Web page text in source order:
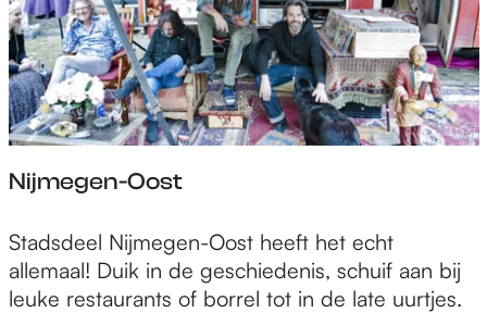
u
m
Nijmegen-Oost
N
i
j
Stadsdeel Nijmegen-Oost heeft het echt
allemaal! Duik in de geschiedenis, schuif aan bij
leuke restaurants of borrel tot in de late uurtjes.